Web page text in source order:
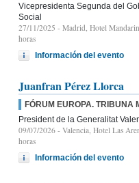
Vicepresidenta Segunda del
Social
27/11/2025 - Madrid, Hotel
horas
Información del evento
Juanfran Pérez Llorca
FÓRUM EUROPA. TRIBUNA
President de la Generalitat
09/07/2026 - Valencia, Hotel Las
horas
Información del evento